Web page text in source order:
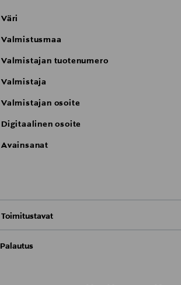
Väri
Valmistusmaa
Valmistajan tuotenumero
Valmistaja
Valmistajan osoite
Digitaalinen osoite
Avainsanat
Toimitustavat
Palautus